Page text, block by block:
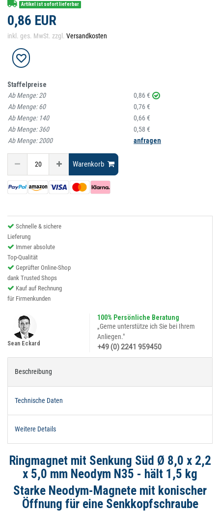
Artikel ist sofort lieferbar
0,86 EUR
inkl. ges. MwSt. zzgl. Versandkosten
Staffelpreise
Ab Menge:20
0,86 €
Ab Menge:60
0,76 €
Ab Menge: 140
0,66 €
Ab Menge:360
0,58 €
Ab Menge:2000 anfragen
Warenkorb
Schnelle & sichere
Lieferung
Immer absolute
Top-Qualität
Geprüfter Online-Shop
dank Trusted Shops
Kauf auf Rechnung
für Firmenkunden
100% Persönliche Beratung
„Gerne unterstütze ich Sie bei Ihrem
Anliegen."
+49 (0) 2241 959450
Sean Eckard
Beschreibung
Technische Daten
Weitere Details
Ringmagnet mit Senkung Süd Ø 8,0 x 2,2
x 5,0 mm Neodym N35 - hält 1,5 kg
Starke Neodym-Magnete mit konischer
Öffnung für eine Senkkopfschraube